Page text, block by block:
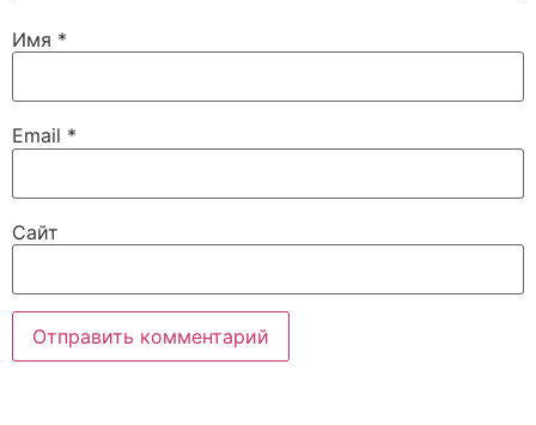
Имя *
Email *
Сайт